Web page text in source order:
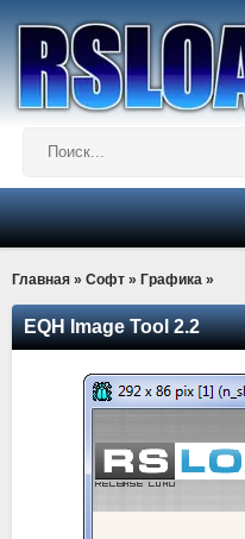
Главная » Софт » Графика »
EQH Image Tool 2.2